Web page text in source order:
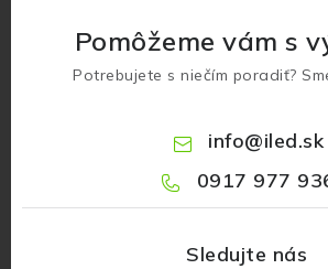
Pomôžeme vám s
Potrebujete s niečím poradiť?
info@iled.sk
0917 977